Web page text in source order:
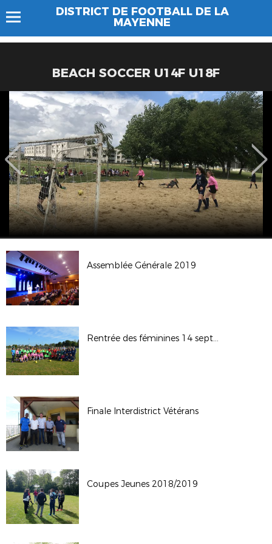
DISTRICT DE FOOTBALL DE LA
MAYENNE
BEACH SOCCER U14F U18F
Assemblée Générale 2019
Rentrée des féminines 14 septembre 2019
Finale Interdistrict Vétérans
Coupes Jeunes 2018/2019